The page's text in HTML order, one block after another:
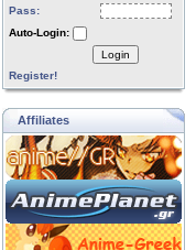
Pass:
Auto-Login:
Login
Register!
Affiliates